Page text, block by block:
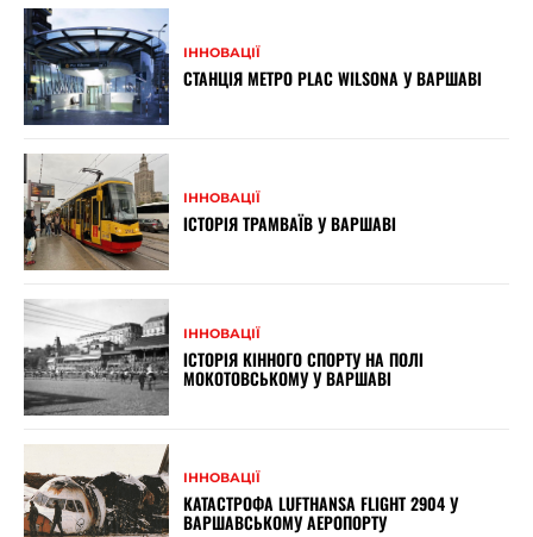
ІННОВАЦІЇ
СТАНЦІЯ МЕТРО PLAC WILSONA У ВАРШАВІ
ІННОВАЦІЇ
ІСТОРІЯ ТРАМВАЇВ У ВАРШАВІ
ІННОВАЦІЇ
ІСТОРІЯ КІННОГО СПОРТУ НА ПОЛІ
МОКОТОВСЬКОМУ У ВАРШАВІ
ІННОВАЦІЇ
КАТАСТРОФА LUFTHANSA FLIGHT 2904 У
ВАРШАВСЬКОМУ АЕРОПОРТУ